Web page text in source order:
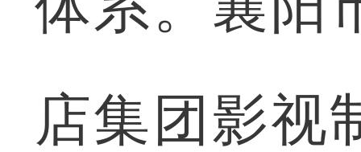
店集团影视